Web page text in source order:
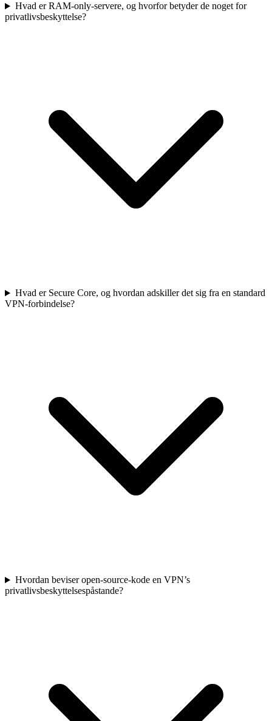
Hvad er RAM-only-servere, og hvorfor betyder de noget for
privatlivsbeskyttelse?
Hvad er Secure Core, og hvordan adskiller det sig fra en standard
VPN-forbindelse?
Hvordan beviser open-source-kode en VPN’s
privatlivsbeskyttelsespåstande?